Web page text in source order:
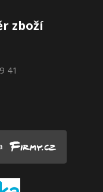
zboží
41